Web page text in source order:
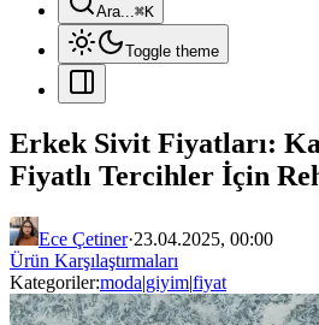
Ara...⌘K
Toggle theme
Erkek Sivit Fiyatları:
Fiyatlı Tercihler İçin
Ece Çetiner·23.04.2025, 00:00
Ürün Karşılaştırmaları
Kategoriler:moda|giyim|fiyat